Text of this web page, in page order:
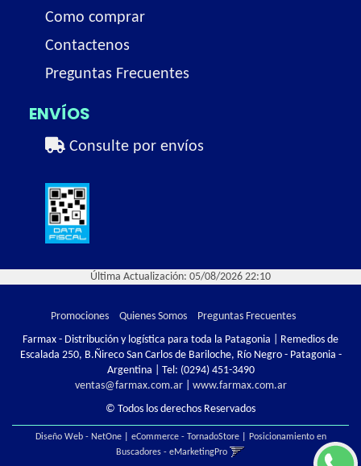
Como comprar
Contactenos
Preguntas Frecuentes
ENVÍOS
Consulte por envíos
Última Actualización: 05/08/2026 22:10
Promociones Quienes Somos
Preguntas Frecuentes
Farmax - Distribución y logística para toda la Patagonia | Remedios de
Escalada 250, B.Ñireco San Carlos de Bariloche, Río Negro - Patagonia -
Argentina | Tel: (0294) 451-3490
ventas@farmax.com.ar| www.farmax.com.ar
© Todos los derechos Reservados
Diseño Web - NetOne| eCommerce - TornadoStore|
Posicionamiento en
Buscadores - eMarketingPro